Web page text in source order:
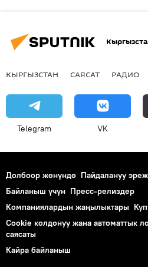
КЫРГЫЗСТАН САЯСАТ РАДИО
Telegram VK
Долбоор жөнүндө Пайдалануу
Байланыш үчүн Пресс-релиздер
Компаниялардын жаңылыктары
Cookie колдонуу жана автоматтык
саясаты
Кайра байланыш